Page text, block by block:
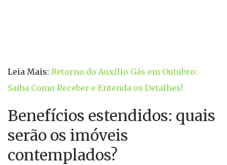
Leia Mais: Retorno do Auxílio Gás em Outubro:
Saiba Como Receber e Entenda os Detalhes!
Benefícios estendidos: quais
serão os imóveis
contemplados?